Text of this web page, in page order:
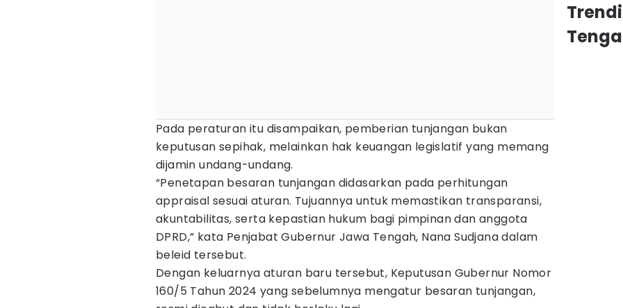
Pada peraturan itu disampaikan, pemberian tunjangan bukan
keputusan sepihak, melainkan hak keuangan legislatif yang memang
dijamin undang-undang.
“Penetapan besaran tunjangan didasarkan pada perhitungan
appraisal sesuai aturan. Tujuannya untuk memastikan transparansi,
akuntabilitas, serta kepastian hukum bagi pimpinan dan anggota
DPRD,” kata Penjabat Gubernur Jawa Tengah, Nana Sudjana dalam
beleid tersebut.
Dengan keluarnya aturan baru tersebut, Keputusan Gubernur Nomor
160/5 Tahun 2024 yang sebelumnya mengatur besaran tunjangan,